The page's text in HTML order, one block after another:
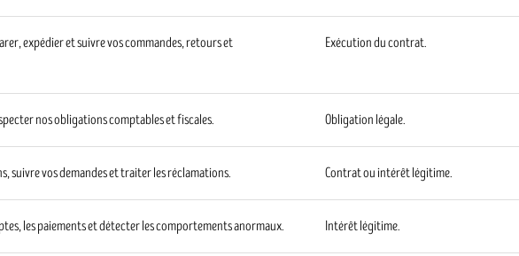
expédier et suivre vos commandes, retours et
Exécution du contrat.
nos obligations comptables et fiscales. Obligation légale.
suivre vos demandes et traiter les réclamations. Contrat ou intérêt légitime.
les paiements et détecter les comportements anormaux. Intérêt légitime.